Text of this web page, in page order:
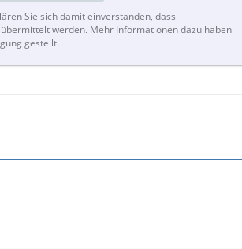
Sie sich damit einverstanden, dass
werden. Mehr Informationen dazu haben
gestellt.